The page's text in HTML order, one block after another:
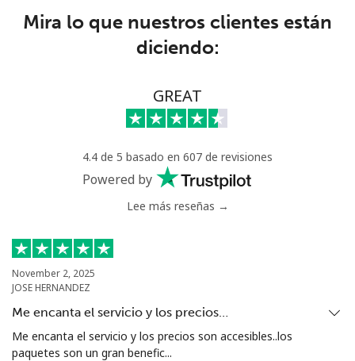
Celular 35 min por ⁦£10⁩ ⁦9p⁩
Mira lo que nuestros clientes están
diciendo:
GREAT
4.4 de 5 basado en 607 de revisiones
Powered by
Lee más reseñas →
November 2, 2025
JOSE HERNANDEZ
Me encanta el servicio y los precios…
Me encanta el servicio y los precios son accesibles..los
paquetes son un gran benefic...